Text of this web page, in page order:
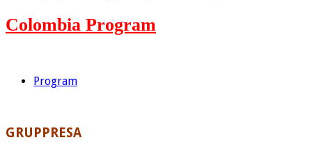
Colombia Program
Program
GRUPPRESA